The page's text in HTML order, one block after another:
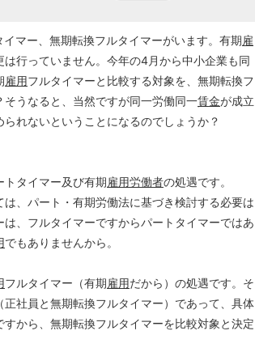
イマー、無期転換フルタイマーがいます。有期雇
は行っていません。今年の4月から中小企業も同
雇用フルタイマーと比較する対象を、無期転換フ
うなると、当然ですが同一労働同一賃金が成立
れないということになるのでしょうか？
タイマー及び有期雇用労働者の処遇です。
、パート・有期労働法に基づき検討する必要は
、フルタイマーですからパートタイマーではあ
でもありませんから。
フルタイマー（有期雇用だから）の処遇です。そ
（正社員と無期転換フルタイマー）であって、具体
から、無期転換フルタイマーを比較対象と決定
どのカテゴリーに投稿しますか？
選択してください
税務経理
企業法務